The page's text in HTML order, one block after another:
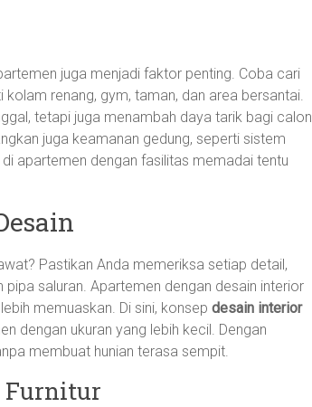
juga menjadi faktor penting. Coba cari
renang, gym, taman, dan area bersantai.
tetapi juga menambah daya tarik bagi calon
juga keamanan gedung, seperti sistem
apartemen dengan fasilitas memadai tentu
Pastikan Anda memeriksa setiap detail,
saluran. Apartemen dengan desain interior
memuaskan. Di sini, konsep desain interior
dengan ukuran yang lebih kecil. Dengan
membuat hunian terasa sempit.
Furnitur